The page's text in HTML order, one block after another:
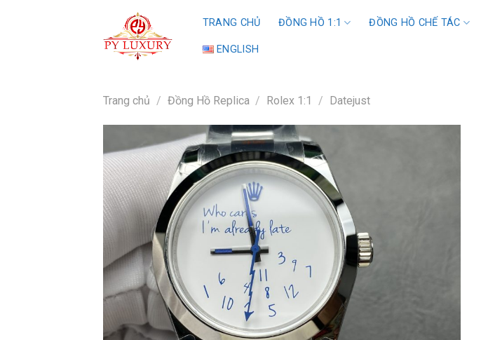
TRANG CHỦ ĐỒNG HỒ 1:1 ĐỒNG HỒ CHẾ TÁC
ENGLISH
Trang chủ / Đồng Hồ Replica / Rolex 1:1 / Datejust